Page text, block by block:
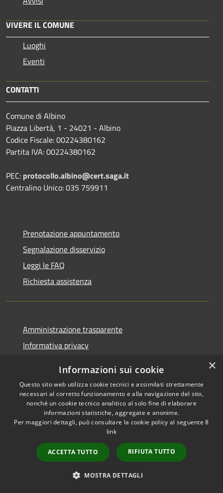
VIVERE IL COMUNE
Luoghi
Eventi
CONTATTI
Comune di Albino
Piazza Libertà, 1 - 24021 - Albino
Codice Fiscale: 00224380162
Partita IVA: 00224380162
PEC: protocollo.albino@cert.saga.it
Centralino Unico: 035 759911
Prenotazione appuntamento
Segnalazione disservizio
Leggi le FAQ
Richiesta assistenza
Amministrazione trasparente
Informativa privacy
Dichiarazione di accessibilità
RSS
Copyright © 2026 • Comune di
Municipium•
Accesso
redazione
×
Informazioni sui cookie
Questo sito web utilizza cookie tecnici e assimilati strettamente
necessari al corretto funzionamento e alla navigazione del sito,
nonché un cookie tecnico analitico al solo fine di elaborare
informazioni statistiche, aggregate e anonime.
Per maggiori dettagli, può consultare la cookie policy al seguente8
link
ACCETTA TUTTO RIFIUTA TUTTO
MOSTRA DETTAGLI